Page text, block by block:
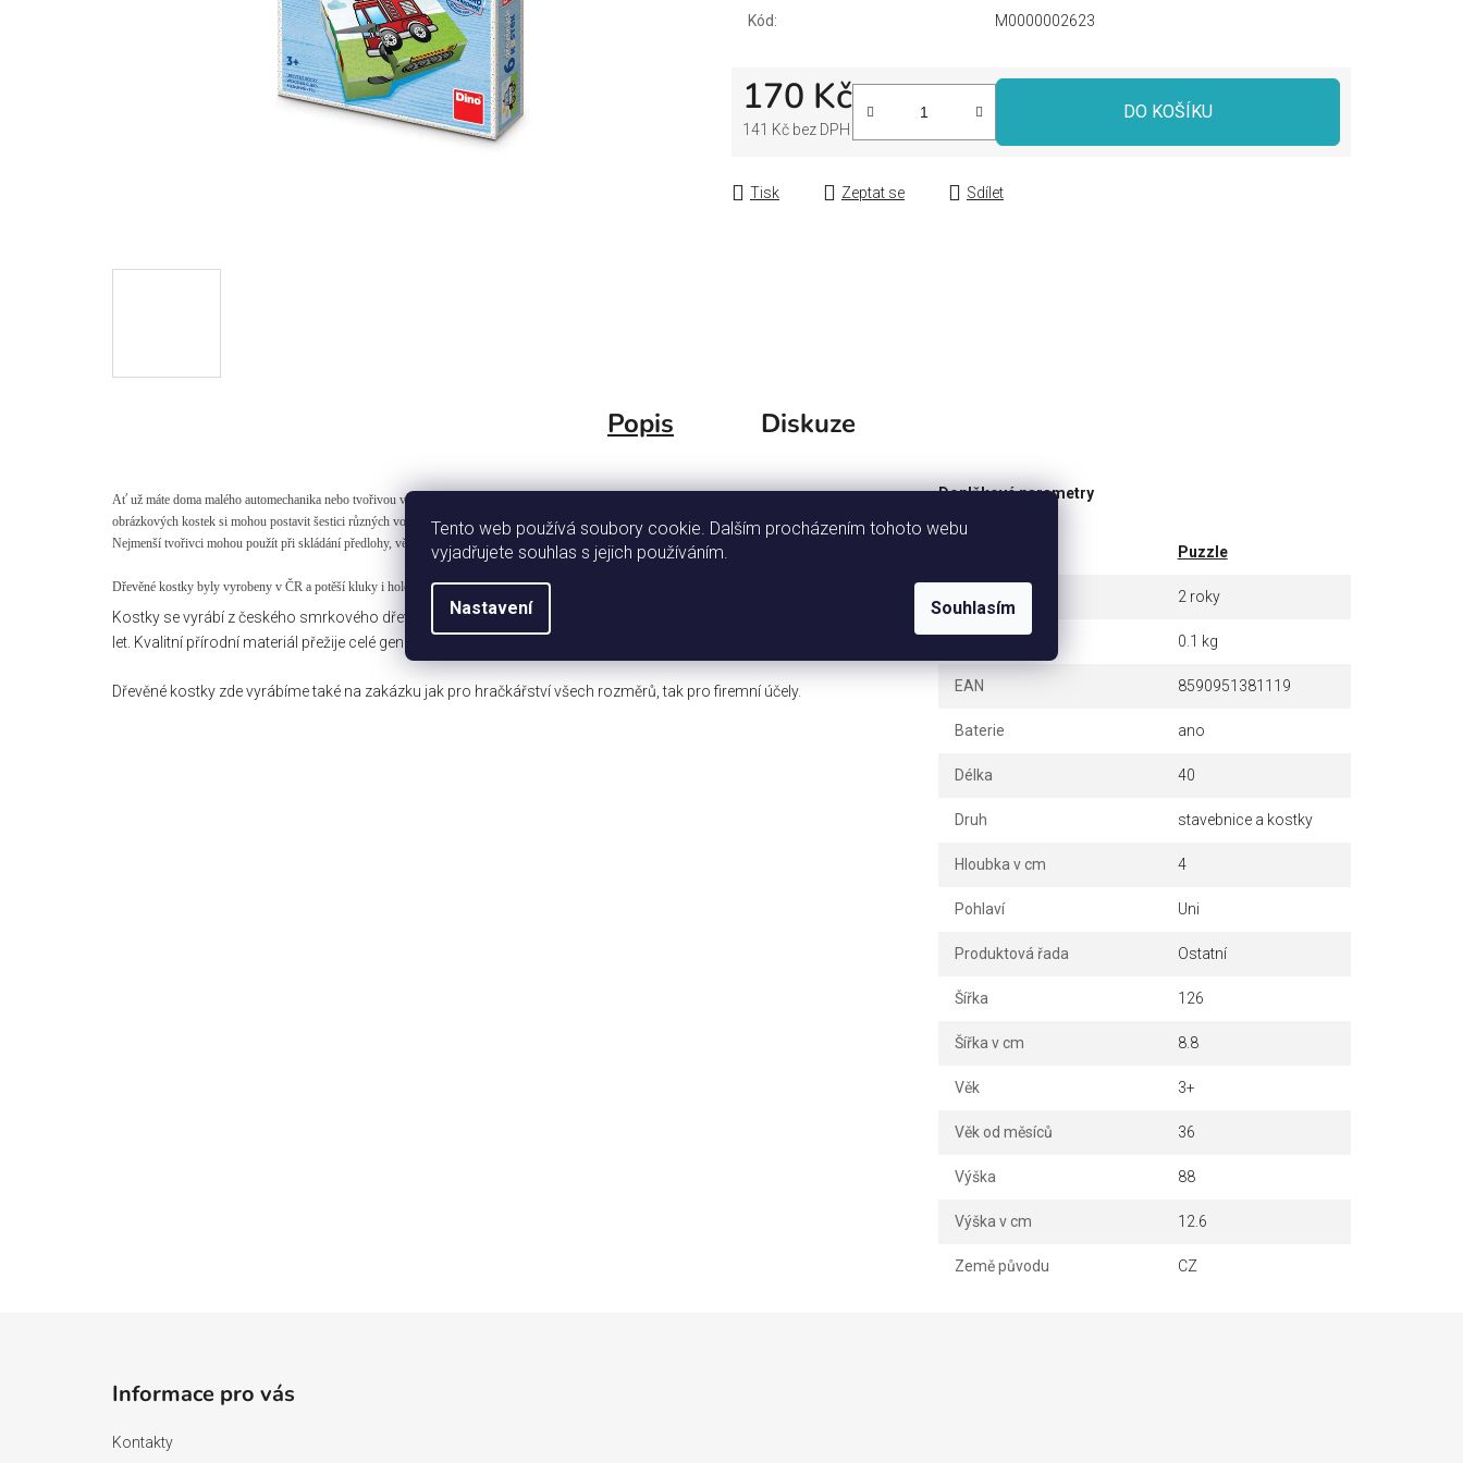
Tento web používá soubory cookie. Dalším procházením tohoto webu
vyjadřujete souhlas s jejich používáním.
Nastavení Souhlasím
Kód: M0000002623
170 Kč
141 Kč bez DPH
DO KOŠÍKU
Tisk Zeptat se Sdílet
Popis Diskuze
Ať už máte doma malého automechanika nebo tvořivou vílu, nad skládáním dopravních prostředků z dřevěných kostek se spolehlivě zabaví. Z šesti
obrázkových kostek si mohou postavit šestici různých vozů, a přitom si budou rozvíjet motorické schopnosti, prostorovou představivost a fantazii.
Nejmenší tvořivci mohou použít při skládání předlohy, větší šikulové to zvládnou bez nich.
Dřevěné kostky byly vyrobeny v ČR a potěší kluky i holčičky od 3 let.
Kostky se vyrábí z českého smrkového dřeva v naší ryze české továrně Dino Topa, která svou historii píše už od 50.
let. Kvalitní přírodní materiál přežije celé generace a je zdravotně nezávadný.
Dřevěné kostky zde vyrábíme také na zakázku jak pro hračkářství všech rozměrů, tak pro firemní účely.
Doplňkové parametry
Puzzle
2 roky
Hmotnost 0.1 kg
EAN 8590951381119
Baterie ano
Délka 40
Druh stavebnice a kostky
Hloubka v cm 4
Pohlaví Uni
Produktová řada Ostatní
Šířka 126
Šířka v cm 8.8
Věk 3+
Věk od měsíců 36
Výška 88
Výška v cm 12.6
Země původu CZ
Informace pro vás
Kontakty